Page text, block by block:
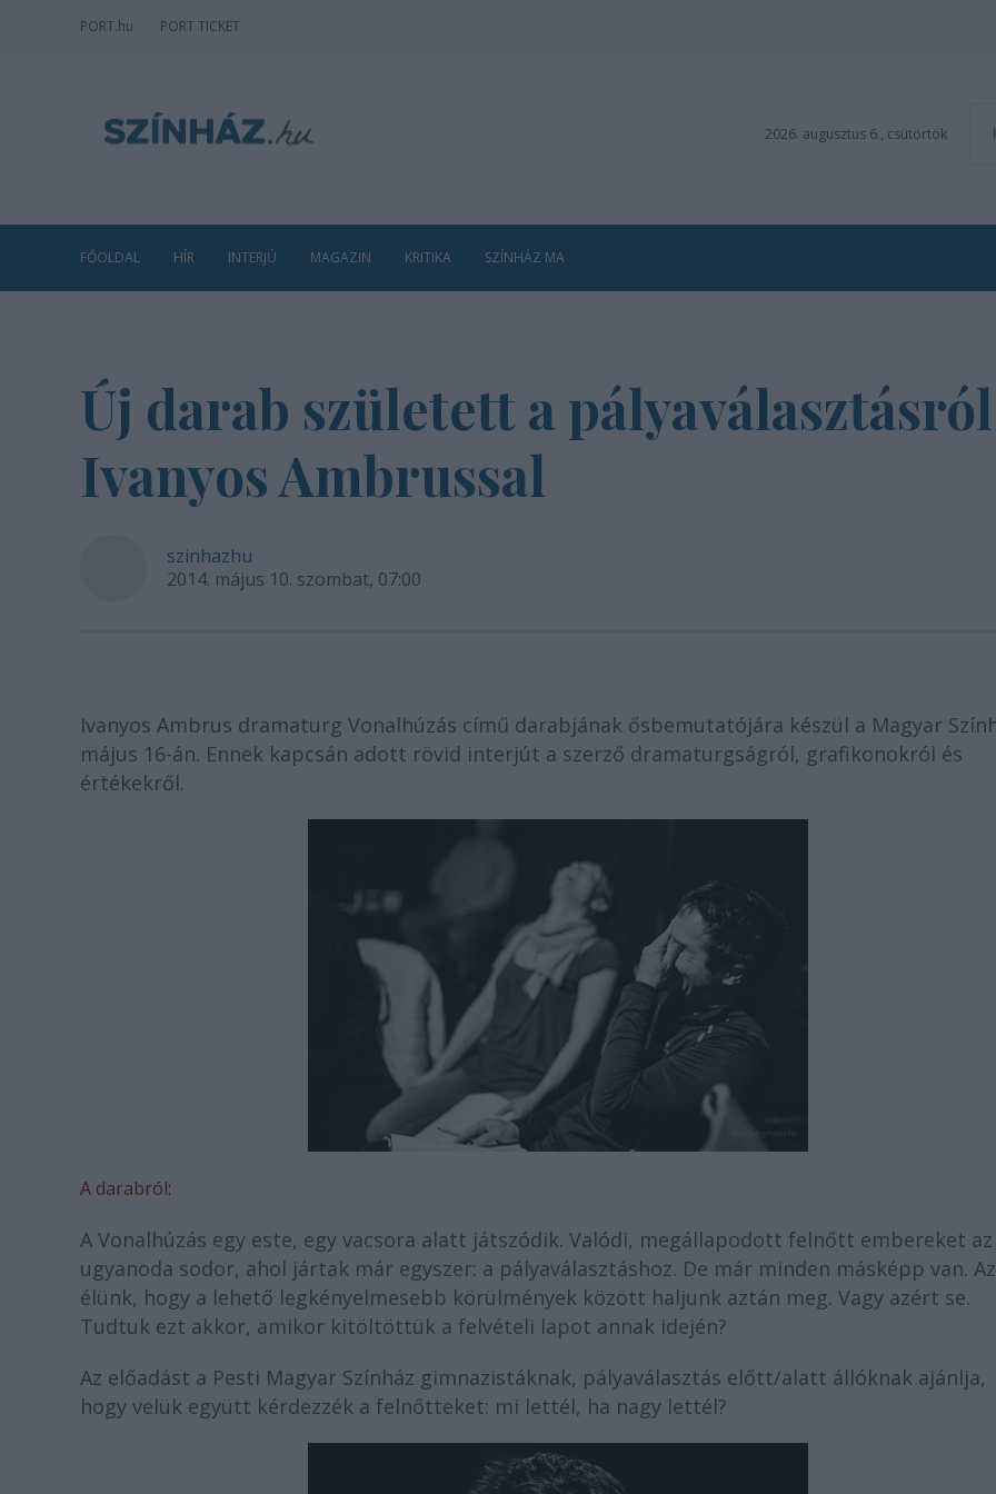
PORT.hu PORT TICKET
2026. augusztus 6., csütörtök
FŐOLDAL HÍR INTERJÚ MAGAZIN KRITIKA SZÍNHÁZ MA
Új darab született a
Ivanyos Ambrussal
szinhazhu
2014. május 10. szombat, 07:00
Ivanyos Ambrus dramaturg Vonalhúzás című darabjának ősbemutatójára készül a Magyar
május 16-án. Ennek kapcsán adott rövid interjút a szerző dramaturgságról, grafikonokról és
értékekről.
A darabról:
A Vonalhúzás egy este, egy vacsora alatt játszódik. Valódi, megállapodott felnőtt embereket
ugyanoda sodor, ahol jártak már egyszer: a pályaválasztáshoz. De már minden másképp van.
élünk, hogy a lehető legkényelmesebb körülmények között haljunk aztán meg. Vagy azért se.
Tudtuk ezt akkor, amikor kitöltöttük a felvételi lapot annak idején?
Az előadást a Pesti Magyar Színház gimnazistáknak, pályaválasztás előtt/alatt állóknak ajánlja,
hogy velük együtt kérdezzék a felnőtteket: mi lettél, ha nagy lettél?